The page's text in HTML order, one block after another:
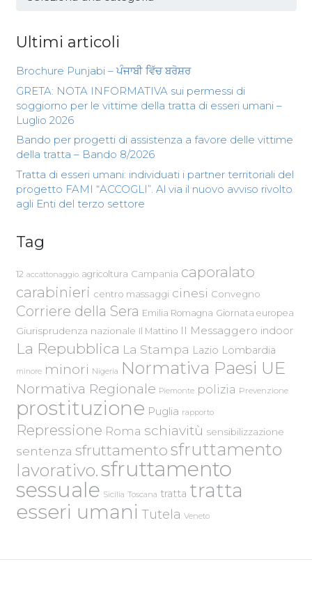
Ultimi articoli
Brochure Punjabi – ਪੰਜਾਬੀ ਵਿੱਚ ਬਰੋਸ਼ਰ
GRETA: NOTA INFORMATIVA sui permessi di
soggiorno per le vittime della tratta di esseri umani –
Luglio 2026
Bando per progetti di assistenza a favore delle vittime
della tratta – Bando 8/2026
Tratta di esseri umani: individuati i partner territoriali del
progetto FAMI “ACCOGLI”. Al via il nuovo avviso rivolto
agli Enti del terzo settore
Tag
12 accattonaggio agricoltura Campania caporalato
carabinieri centro massaggi cinesi Convegno
Corriere della Sera Emilia Romagna Giornata europea
Giurisprudenza nazionale Il Mattino Il Messaggero indoor
La Repubblica La Stampa Lazio Lombardia
minore minori Nigeria Normativa Paesi UE
Normativa Regionale Piemonte polizia Prevenzione
prostituzione Puglia rapporto
Repressione Roma schiavitù sensibilizzazione
sentenza sfruttamento sfruttamento
lavorativo.sfruttamento
sessuale Sicilia Toscana tratta tratta
esseri umani Tutela Veneto